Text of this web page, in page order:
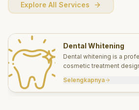
Explore All Services
Dental Whitening
Dental whitening is a
cosmetic treatment
effectively.
Selengkapnya